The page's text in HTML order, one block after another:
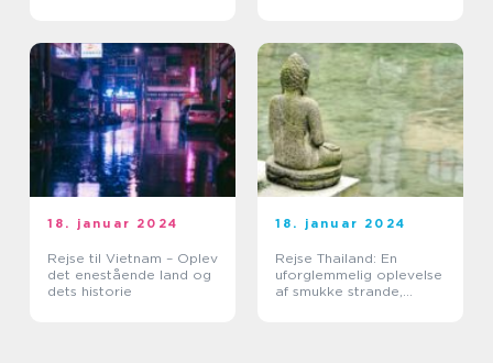
18. januar 2024
Rejse til Vietnam – Oplev
det enestående land og
dets historie
18. januar 2024
Rejse Thailand: En
uforglemmelig oplevelse
af smukke strande,